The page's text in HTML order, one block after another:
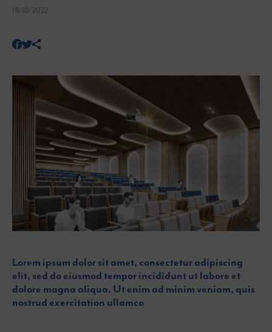
18/10/2022
Lorem ipsum dolor sit amet, consectetur adipiscing
elit, sed do eiusmod tempor incididunt ut labore et
dolore magna aliqua. Ut enim ad minim veniam, quis
nostrud exercitation ullamco